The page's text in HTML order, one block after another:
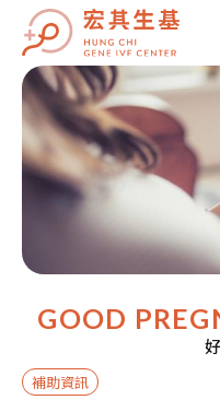
GOOD
補助資訊